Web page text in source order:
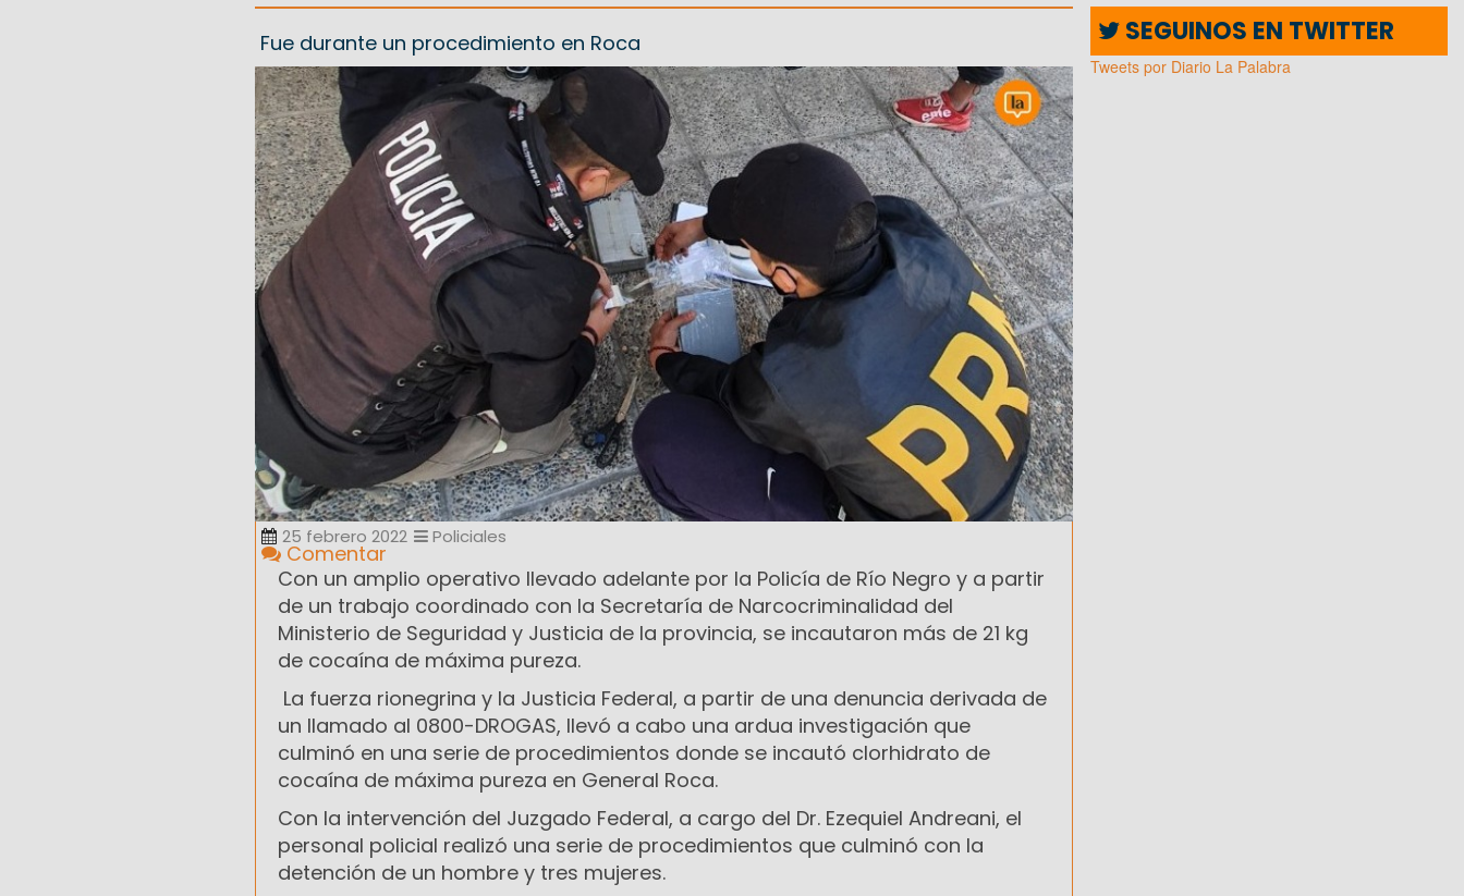
Fue durante un procedimiento en Roca
25 febrero 2022 Policiales
Comentar
Con un amplio operativo llevado adelante por la Policía de Río Negro y a partir
de un trabajo coordinado con la Secretaría de Narcocriminalidad del
Ministerio de Seguridad y Justicia de la provincia, se incautaron más de 21 kg
de cocaína de máxima pureza.
La fuerza rionegrina y la Justicia Federal, a partir de una denuncia derivada de
un llamado al 0800-DROGAS, llevó a cabo una ardua investigación que
culminó en una serie de procedimientos donde se incautó clorhidrato de
cocaína de máxima pureza en General Roca.
Con la intervención del Juzgado Federal, a cargo del Dr. Ezequiel Andreani, el
personal policial realizó una serie de procedimientos que culminó con la
detención de un hombre y tres mujeres.
SEGUINOS EN TWITTER
Tweets por Diario La Palabra